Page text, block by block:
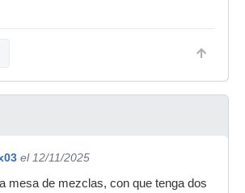
el 12/11/2025
mesa de mezclas, con que tenga dos